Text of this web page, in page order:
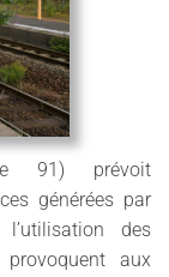
91) prévoit
générées par
des
aux